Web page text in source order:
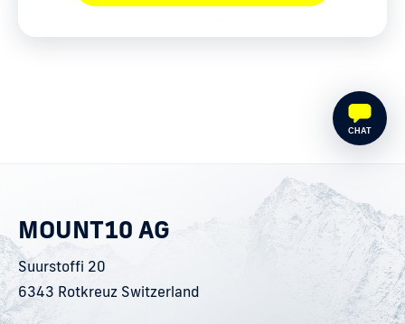
CHAT
MOUNT10 AG
Suurstoffi 20
6343 Rotkreuz Switzerland